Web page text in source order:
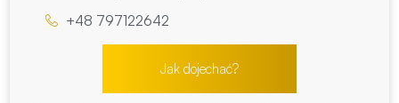
+48 797122642
Jak dojechać?